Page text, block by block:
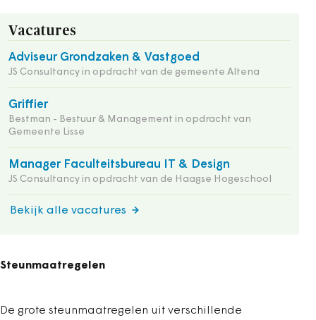
Vacatures
Adviseur Grondzaken & Vastgoed
JS Consultancy in opdracht van de gemeente Altena
Griffier
Bestman - Bestuur & Management in opdracht van
Gemeente Lisse
Manager Faculteitsbureau IT & Design
JS Consultancy in opdracht van de Haagse Hogeschool
Bekijk alle vacatures
Steunmaatregelen
De grote steunmaatregelen uit verschillende